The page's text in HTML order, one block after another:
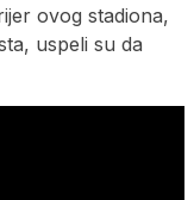
ovog stadiona,
uspeli su da